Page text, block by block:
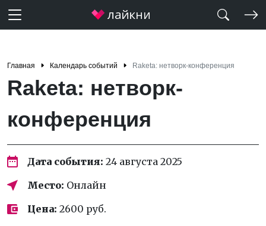
Главная Календарь событий Raketa: нетворк-конференция
Raketa: нетворк-
конференция
Дата события: 24 августа 2025
Место: Онлайн
Цена: 2600 руб.